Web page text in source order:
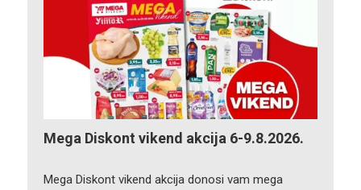
Mega Diskont vikend akcija 6-9.8.2026.
Mega Diskont vikend akcija donosi vam mega